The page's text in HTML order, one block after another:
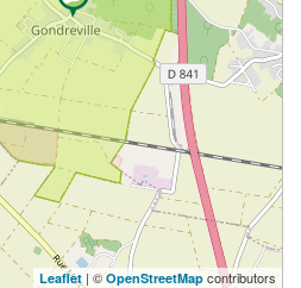
Leaflet | ©OpenStreetMap contributors